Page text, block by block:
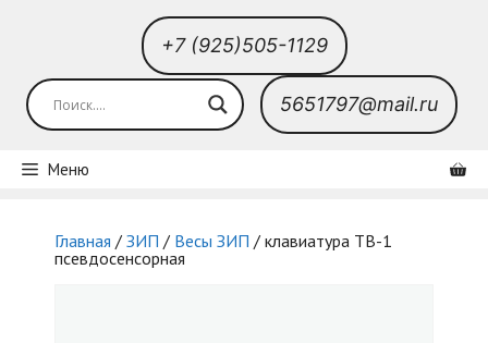
+7 (925)505-1129
5651797@mail.ru
Меню
Главная / ЗИП / Весы ЗИП / клавиатура ТВ-1
псевдосенсорная